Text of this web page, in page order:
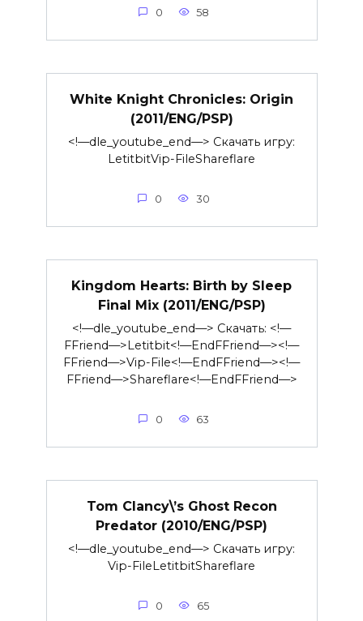
0 58
White Knight Chronicles: Origin
(2011/ENG/PSP)
<!—dle_youtube_end—> Скачать игру:
LetitbitVip-FileShareflare
0 30
Kingdom Hearts: Birth by Sleep
Final Mix (2011/ENG/PSP)
<!—dle_youtube_end—> Скачать: <!—
FFriend—>Letitbit<!—EndFFriend—><!—
FFriend—>Vip-File<!—EndFFriend—><!—
FFriend—>Shareflare<!—EndFFriend—>
0 63
Tom Clancy\’s Ghost Recon
Predator (2010/ENG/PSP)
<!—dle_youtube_end—> Скачать игру:
Vip-FileLetitbitShareflare
0 65